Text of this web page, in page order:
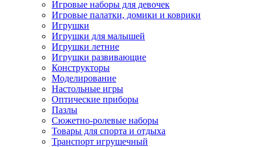
Игровые наборы для девочек
Игровые палатки, домики и коврики
Игрушки
Игрушки для малышей
Игрушки летние
Игрушки развивающие
Конструкторы
Моделирование
Настольные игры
Оптические приборы
Пазлы
Сюжетно-ролевые наборы
Товары для спорта и отдыха
Транспорт игрушечный